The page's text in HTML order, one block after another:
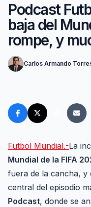
Podcast
baja del
rompe, y
Carlos Armando
Futbol Mundial.-La
Mundial de la FIFA
fuera de la cancha, y
central del episodio
Podcast, donde se